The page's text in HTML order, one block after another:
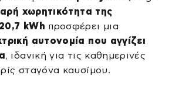
χωρητικότητα της
kWh προσφέρει μια
αυτονομία που αγγίζει
, ιδανική για τις καθημερινές
σταγόνα καυσίμου.